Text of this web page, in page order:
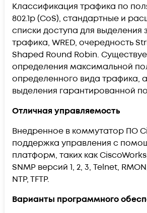
Классификация трафика по
802.1p (CoS), стандартные и
списки доступа для выделения
трафика, WRED, очередность
Shaped Round Robin.
определения максимальной
определенного вида трафика,
выделения гарантированной
Отличная управляемость
Внедренное в коммутатор ПО
поддержка управления с
платформ, таких как
SNMP версий 1, 2, 3, Telnet,
NTP, TFTP.
Варианты программного